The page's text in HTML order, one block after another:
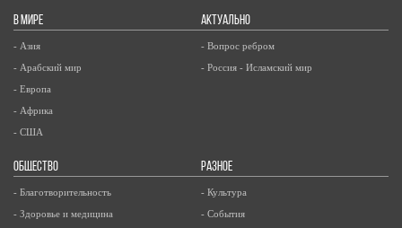
В МИРЕ
- Азия
- Арабский мир
- Европа
- Африка
- США
АКТУАЛЬНО
- Вопрос ребром
- Россия - Исламский мир
ОБЩЕСТВО
- Благотворительность
- Здоровье и медицина
РАЗНОЕ
- Культура
- События